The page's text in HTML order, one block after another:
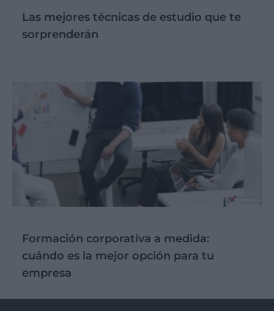
Las mejores técnicas de estudio que te
sorprenderán
Formación corporativa a medida:
cuándo es la mejor opción para tu
empresa